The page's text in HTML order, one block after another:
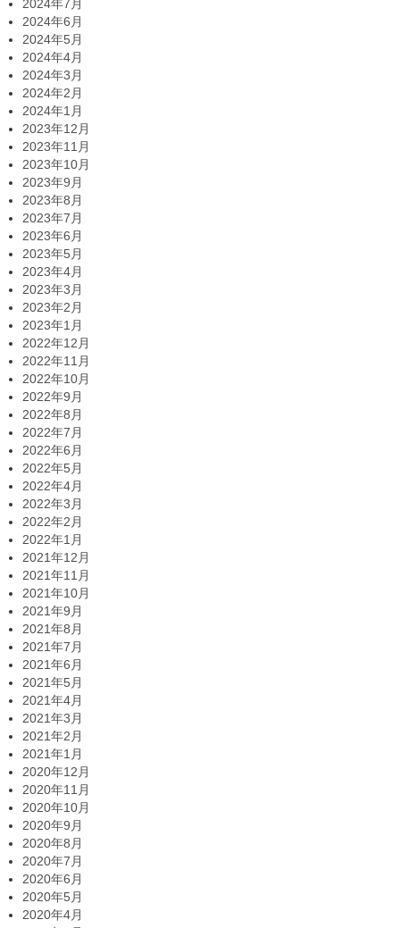
2024年7月
2024年6月
2024年5月
2024年4月
2024年3月
2024年2月
2024年1月
2023年12月
2023年11月
2023年10月
2023年9月
2023年8月
2023年7月
2023年6月
2023年5月
2023年4月
2023年3月
2023年2月
2023年1月
2022年12月
2022年11月
2022年10月
2022年9月
2022年8月
2022年7月
2022年6月
2022年5月
2022年4月
2022年3月
2022年2月
2022年1月
2021年12月
2021年11月
2021年10月
2021年9月
2021年8月
2021年7月
2021年6月
2021年5月
2021年4月
2021年3月
2021年2月
2021年1月
2020年12月
2020年11月
2020年10月
2020年9月
2020年8月
2020年7月
2020年6月
2020年5月
2020年4月